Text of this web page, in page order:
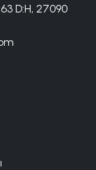
D:H, 27090